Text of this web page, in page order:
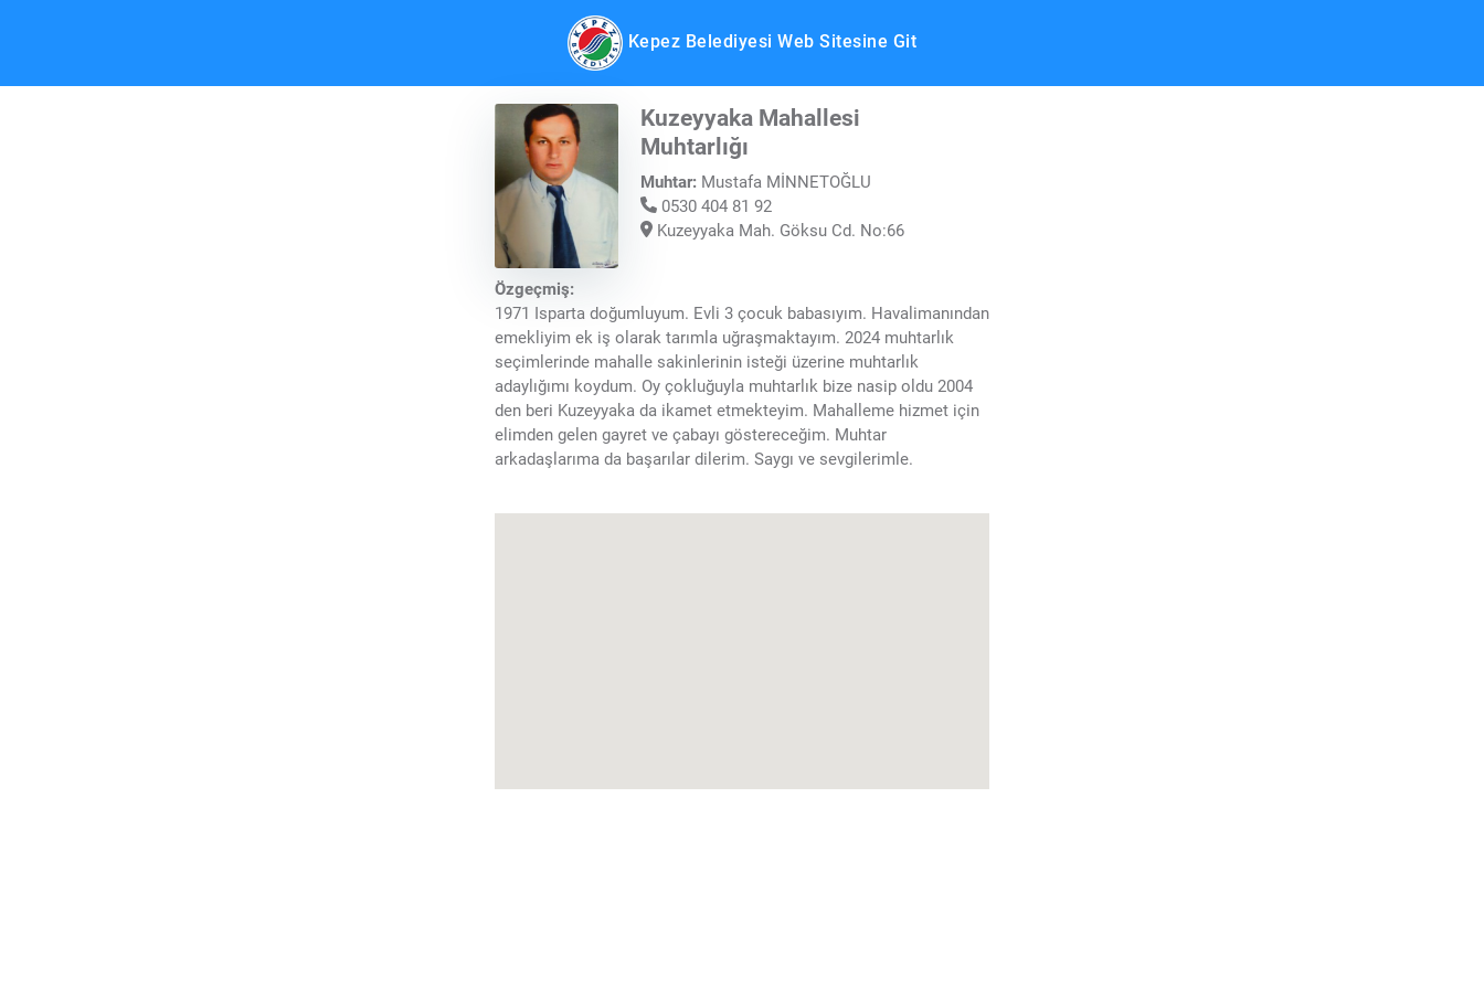
Kepez Belediyesi Web Sitesine Git
Kuzeyyaka Mahallesi
Muhtarlığı
Muhtar: Mustafa MİNNETOĞLU
0530 404 81 92
Kuzeyyaka Mah. Göksu Cd. No:66
Özgeçmiş:
1971 Isparta doğumluyum. Evli 3 çocuk babasıyım. Havalimanından
emekliyim ek iş olarak tarımla uğraşmaktayım. 2024 muhtarlık
seçimlerinde mahalle sakinlerinin isteği üzerine muhtarlık
adaylığımı koydum. Oy çokluğuyla muhtarlık bize nasip oldu 2004
den beri Kuzeyyaka da ikamet etmekteyim. Mahalleme hizmet için
elimden gelen gayret ve çabayı göstereceğim. Muhtar
arkadaşlarıma da başarılar dilerim. Saygı ve sevgilerimle.